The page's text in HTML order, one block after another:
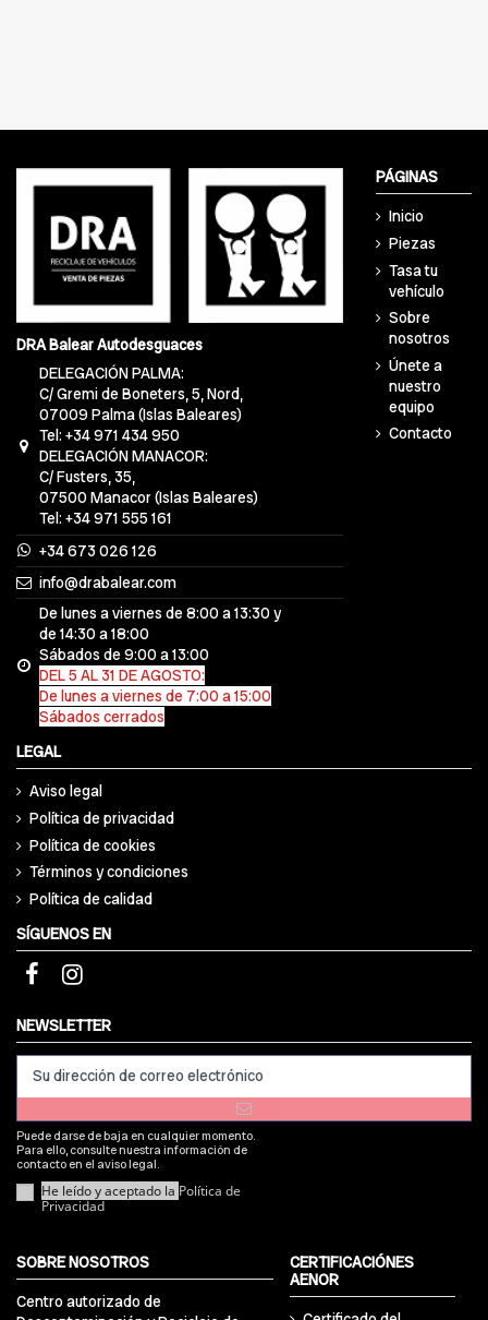
DRA Balear Autodesguaces
DELEGACIÓN PALMA:
C/ Gremi de Boneters, 5, Nord,
07009 Palma (Islas Baleares)
Tel: +34 971 434 950
DELEGACIÓN MANACOR:
C/ Fusters, 35,
07500 Manacor (Islas Baleares)
Tel: +34 971 555 161
+34 673 026 126
info@drabalear.com
De lunes a viernes de 8:00 a 13:30 y
de 14:30 a 18:00
Sábados de 9:00 a 13:00
DEL 5 AL 31 DE AGOSTO:
De lunes a viernes de 7:00 a 15:00
Sábados cerrados
PÁGINAS
Inicio
Piezas
Tasa tu
vehículo
Sobre
nosotros
Únete a
nuestro
equipo
Contacto
LEGAL
Aviso legal
Política de privacidad
Política de cookies
Términos y condiciones
Política de calidad
SÍGUENOS EN
NEWSLETTER
Puede darse de baja en cualquier momento.
Para ello, consulte nuestra información de
contacto en el aviso legal.
He leído y aceptado la Política de
Privacidad
SOBRE NOSOTROS
Centro autorizado de
CERTIFICACIÓNES
AENOR